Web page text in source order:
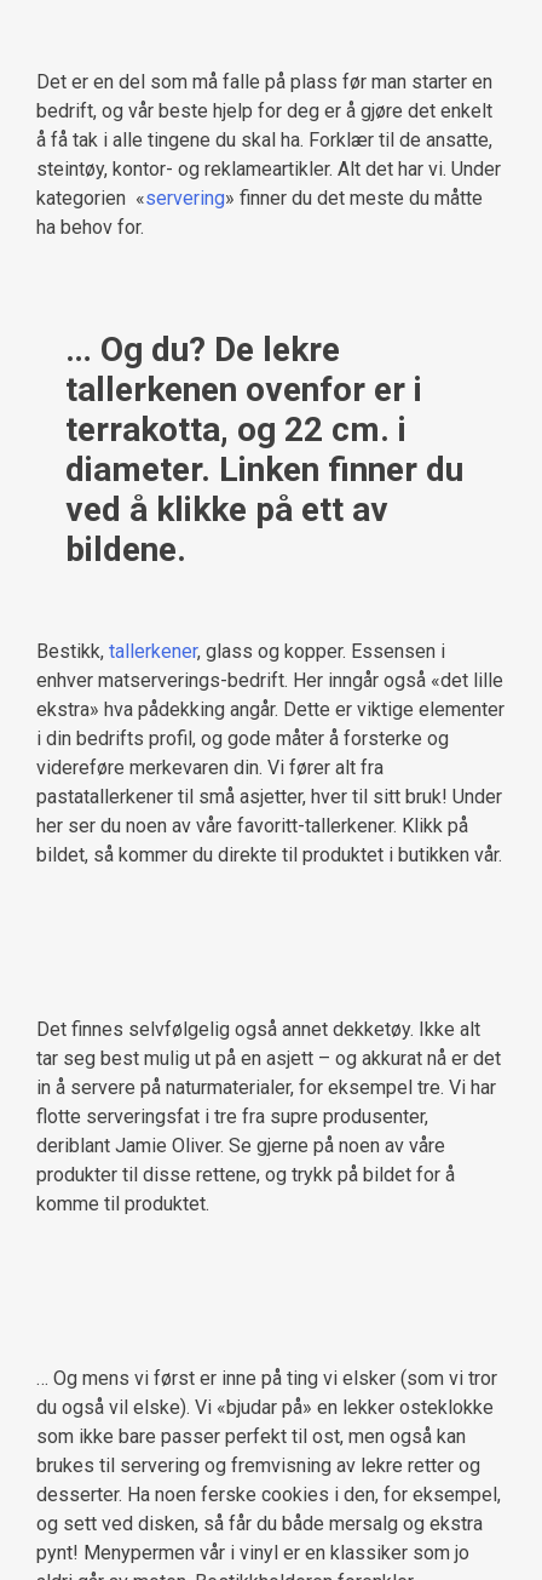
Det er en del som må falle på plass før man starter en
bedrift, og vår beste hjelp for deg er å gjøre det enkelt
å få tak i alle tingene du skal ha. Forklær til de ansatte,
steintøy, kontor- og reklameartikler. Alt det har vi. Under
kategorien «servering» finner du det meste du måtte
ha behov for.
… Og du? De lekre
tallerkenen ovenfor er i
terrakotta, og 22 cm. i
diameter. Linken finner du
ved å klikke på ett av
bildene.
Bestikk, tallerkener, glass og kopper. Essensen i
enhver matserverings-bedrift. Her inngår også «det lille
ekstra» hva pådekking angår. Dette er viktige elementer
i din bedrifts profil, og gode måter å forsterke og
videreføre merkevaren din. Vi fører alt fra
pastatallerkener til små asjetter, hver til sitt bruk! Under
her ser du noen av våre favoritt-tallerkener. Klikk på
bildet, så kommer du direkte til produktet i butikken vår.
Det finnes selvfølgelig også annet dekketøy. Ikke alt
tar seg best mulig ut på en asjett – og akkurat nå er det
in å servere på naturmaterialer, for eksempel tre. Vi har
flotte serveringsfat i tre fra supre produsenter,
deriblant Jamie Oliver. Se gjerne på noen av våre
produkter til disse rettene, og trykk på bildet for å
komme til produktet.
… Og mens vi først er inne på ting vi elsker (som vi tror
du også vil elske). Vi «bjudar på» en lekker osteklokke
som ikke bare passer perfekt til ost, men også kan
brukes til servering og fremvisning av lekre retter og
desserter. Ha noen ferske cookies i den, for eksempel,
og sett ved disken, så får du både mersalg og ekstra
pynt! Menypermen vår i vinyl er en klassiker som jo